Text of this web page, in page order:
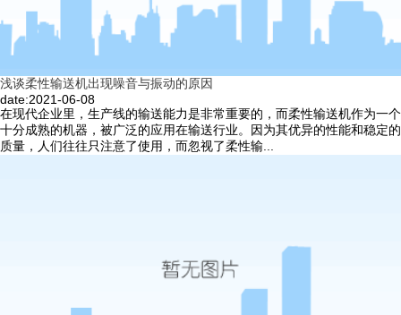
浅谈柔性输送机出现噪音与振动的原因
date:2021-06-08
在现代企业里，生产线的输送能力是非常重要的，而柔性输送机作为一个
十分成熟的机器，被广泛的应用在输送行业。因为其优异的性能和稳定的
质量，人们往往只注意了使用，而忽视了柔性输...